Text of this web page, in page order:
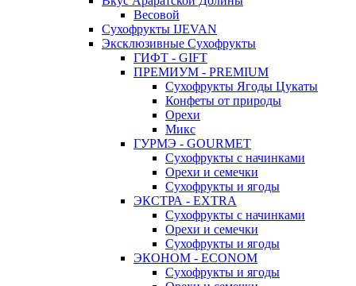
Весовой
Сухофрукты IJEVAN
Эксклюзивные Сухофрукты
ГИФТ - GIFT
ПРЕМИУМ - PREMIUM
Сухофрукты Ягоды Цукаты
Конфеты от природы
Орехи
Микс
ГУРМЭ - GOURMET
Сухофрукты с начинками
Орехи и семечки
Сухофрукты и ягоды
ЭКСТРА - EXTRA
Сухофрукты с начинками
Орехи и семечки
Сухофрукты и ягоды
ЭКОНОМ - ECONOM
Сухофрукты и ягоды